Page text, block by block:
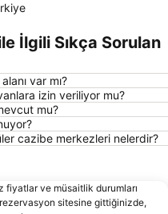
Mahallesi Halk Plaji
Ayvalık Marina
Fuar
of Mytilini
Martı Koyu
Site Plajı
İlgili Sıkça Sorulan
var mı?
izin veriliyor mu?
mu?
cazibe merkezleri nelerdir?
fiyatlar ve müsaitlik durumları
sitesine gittiğinizde,